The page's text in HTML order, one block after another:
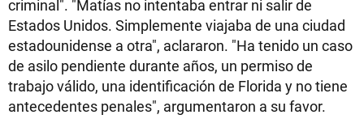
criminal". "Matías no intentaba entrar ni salir de
Estados Unidos. Simplemente viajaba de una ciudad
estadounidense a otra", aclararon. "Ha tenido un caso
de asilo pendiente durante años, un permiso de
trabajo válido, una identificación de Florida y no tiene
antecedentes penales", argumentaron a su favor.